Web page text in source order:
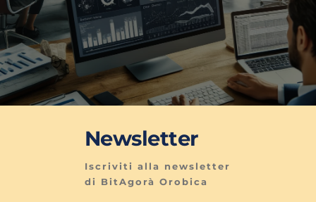
Newsletter
Iscriviti alla newsletter
di BitAgorà Orobica